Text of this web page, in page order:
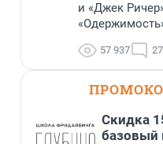
и «Джек
57 937 27
Скидка
базовый